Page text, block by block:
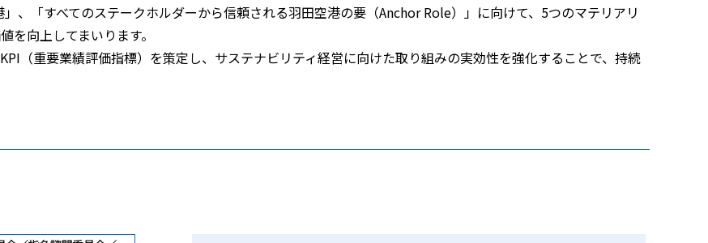
、「すべてのステークホルダーから信頼される羽田空港の要（Anchor Role）」に向けて、5つのマテリアリ
を向上してまいります。
（重要業績評価指標）を策定し、サステナビリティ経営に向けた取り組みの実効性を強化することで、持続